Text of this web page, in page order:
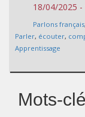
18/04/2025 -
Parlons français
Parler, écouter,
Apprentissage
Mots-